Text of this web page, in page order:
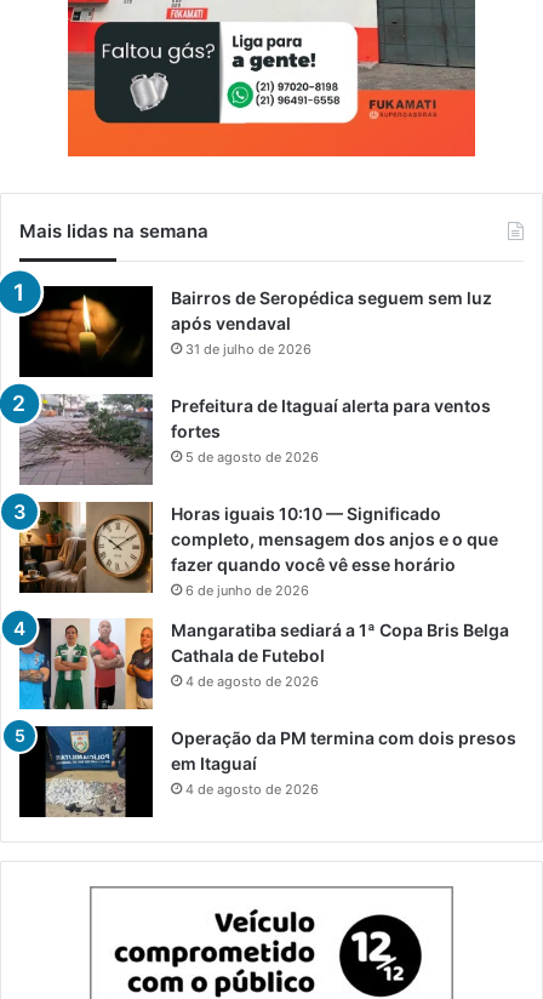
Mais lidas na semana
Bairros de Seropédica seguem sem luz
após vendaval
31 de julho de 2026
Prefeitura de Itaguaí alerta para ventos
fortes
5 de agosto de 2026
Horas iguais 10:10 — Significado
completo, mensagem dos anjos e o que
fazer quando você vê esse horário
6 de junho de 2026
Mangaratiba sediará a 1ª Copa Bris Belga
Cathala de Futebol
4 de agosto de 2026
Operação da PM termina com dois presos
em Itaguaí
4 de agosto de 2026